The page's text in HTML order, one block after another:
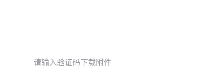
请输入验证码下载附件